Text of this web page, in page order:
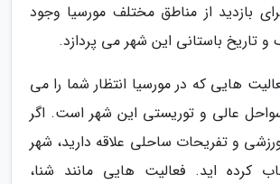
بازدید از مناطق مختلف مورسیا وجود
و تاریخ باستانی این شهر می پردازد.
هایی که در مورسیا انتظار شما را می
عالی و توریستی این شهر است. اگر
و تفریحات ساحلی علاقه دارید، شهر
کرده اید. فعالیت هایی مانند شنا،